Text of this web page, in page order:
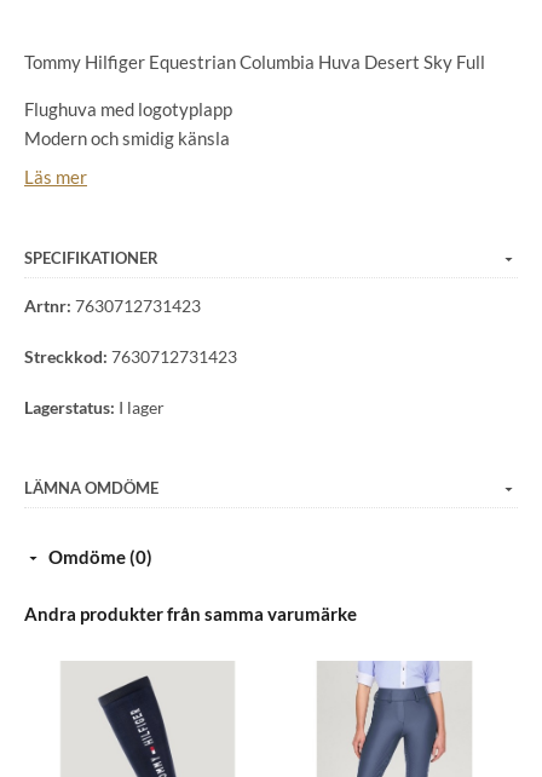
Tommy Hilfiger Equestrian Columbia Huva Desert Sky Full
Flughuva med logotyplapp
Modern och smidig känsla
Lätta stretchöron
Läs mer
SPECIFIKATIONER
Artnr: 7630712731423
Streckkod: 7630712731423
Lagerstatus: I lager
LÄMNA OMDÖME
Omdöme (0)
Andra produkter från samma varumärke